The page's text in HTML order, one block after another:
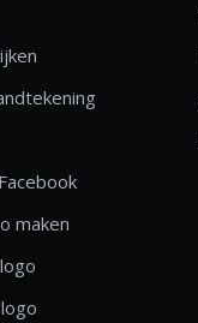
maken